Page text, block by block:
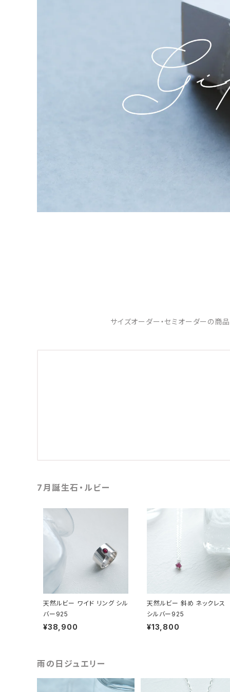
サイズオーダー・セミオーダーの商
7月誕生石・ルビー
天然ルビー ワイド リング シル
バー925
¥38,900
天然ルビー 斜め ネックレス
シルバー925
¥13,800
雨の日ジュエリー